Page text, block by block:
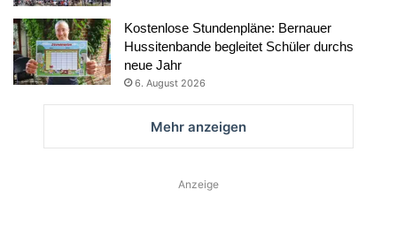
Kostenlose Stundenpläne: Bernauer
Hussitenbande begleitet Schüler durchs
neue Jahr
6. August 2026
Mehr anzeigen
Anzeige